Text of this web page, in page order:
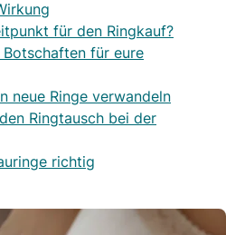
für den Ringkauf?
Botschaften für eure
neue Ringe verwandeln
Ringtausch bei der
richtig